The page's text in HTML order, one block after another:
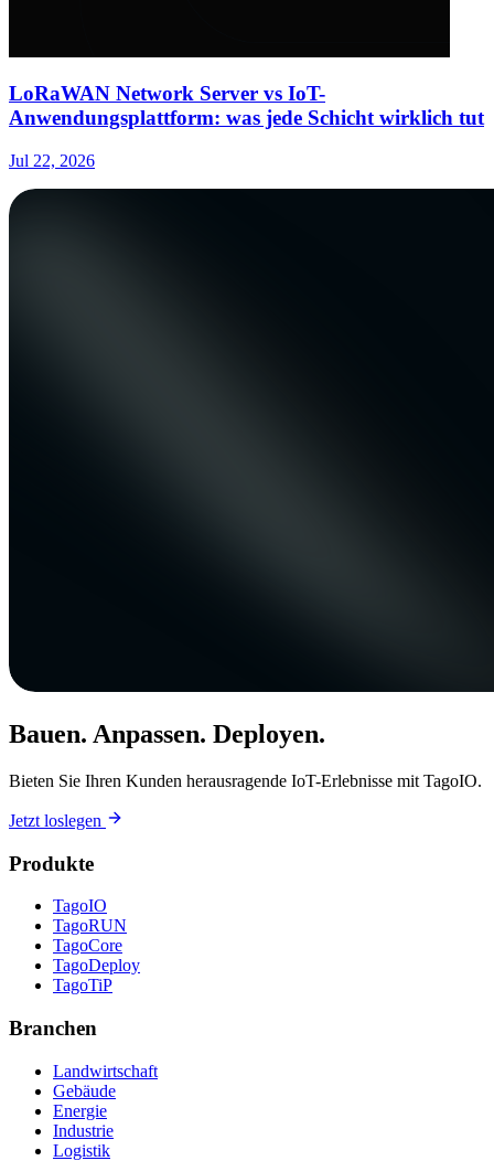
LoRaWAN Network Server vs IoT-
Anwendungsplattform: was jede Schicht wirklich tut
Jul 22, 2026
Bauen. Anpassen. Deployen.
Bieten Sie Ihren Kunden herausragende IoT-Erlebnisse mit TagoIO.
Jetzt loslegen
Produkte
TagoIO
TagoRUN
TagoCore
TagoDeploy
TagoTiP
Branchen
Landwirtschaft
Gebäude
Energie
Industrie
Logistik